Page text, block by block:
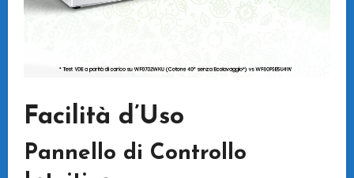
Facilità d’Uso
Pannello di Controllo